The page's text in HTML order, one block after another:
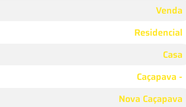
Venda
Residencial
Casa
Caçapava -
Nova Caçapava